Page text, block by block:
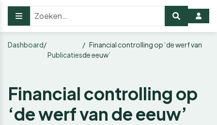
Dashboard
Publicaties
Financial controlling op ‘de werf van
de eeuw’
Financial controlling op
‘de werf van de eeuw’